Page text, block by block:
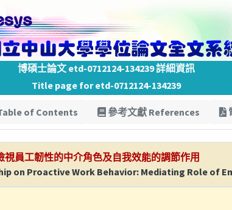
博碩士論文 etd-0712124-134239 詳細資訊
Title page for etd-0712124-134239
of Contents 參考文獻 References
員工韌性的中介角色及自我效能的調節作用
on Proactive Work Behavior: Mediating Role of